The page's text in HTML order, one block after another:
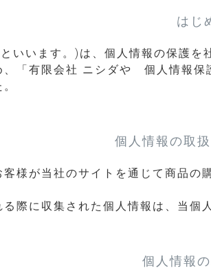
はじ
いいます。)は、個人情報の保護
「有限会社 ニシダや 個人情報
個人情報の取
様が当社のサイトを通じて商品
際に収集された個人情報は、当個
個人情報